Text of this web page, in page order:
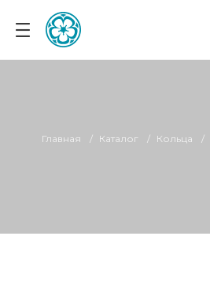
Главная Каталог Кольца